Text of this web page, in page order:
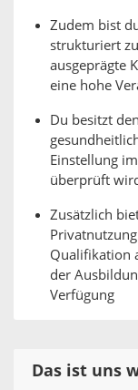
Zudem bist
strukturiert
ausgeprägte
eine hohe
Du besitzt
Einstellung
überprüft
Zusätzlich
Qualifikation
der
Verfügung
Das ist uns